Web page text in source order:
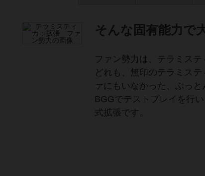
そんな固有能力で
ファン勢力は、テラミス
どれも、無印のテラミス
ァにもいなかった、ぶっ
BGGでテストプレイを行
式拡張です。